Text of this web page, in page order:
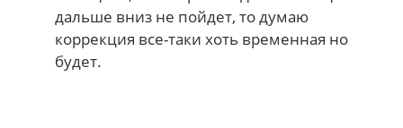
дальше вниз не пойдет, то думаю
коррекция все-таки хоть временная но
будет.